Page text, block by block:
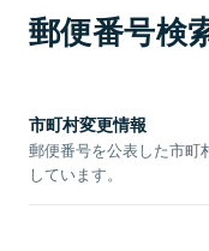
郵便番号検
市町村変更情報
郵便番号を公表した市町
しています。